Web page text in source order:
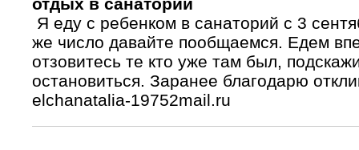
Я еду с ребенком в санаторий с 3
же число давайте пообщаемся. Едем
отзовитесь те кто уже там был,
остановиться. Заранее благодарю
elchanatalia-19752mail.ru